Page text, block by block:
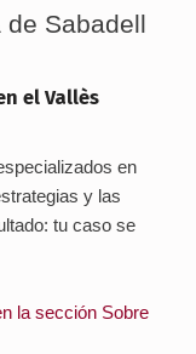
Sabadell
el Vallès
en
y las
tu caso se
la sección Sobre